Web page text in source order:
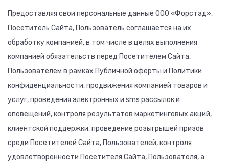
Предоставляя свои персональные данные ООО «Форстад»,
Посетитель Сайта, Пользователь соглашается на их
обработку компанией, в том числе в целях выполнения
компанией обязательств перед Посетителем Сайта,
Пользователем в рамках Публичной оферты и Политики
конфиденциальности, продвижения компанией товаров и
услуг, проведения электронных и sms рассылок и
оповещений, контроля результатов маркетинговых акций,
клиентской поддержки, проведение розыгрышей призов
среди Посетителей Сайта, Пользователей, контроля
удовлетворенности Посетителя Сайта, Пользователя, а